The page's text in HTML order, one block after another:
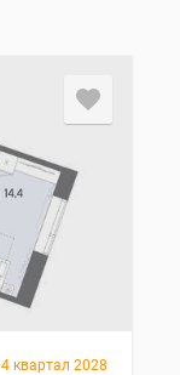
4 квартал 2028